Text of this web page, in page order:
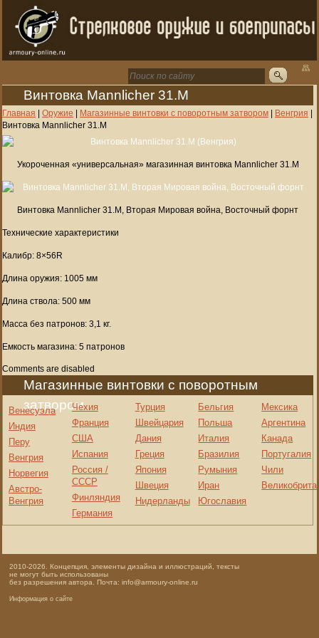
Винтовка Mannlicher 31.M
Главная | Оружие | Магазинные винтовки с поворотным затвором | Венгрия |
Винтовка Mannlicher 31.M
Укороченная «универсальная» магазинная винтовка Mannlicher 31.M
Винтовка Mannlicher 31.M, Вторая Мировая война, Восточный форнт
Технические характеристики
Калибр: 8×56R
Длина оружия: 1005 мм
Длина ствола: 500 мм
Масса без патронов: 3,1 кг.
Емкость магазина: 5 патронов
Comments are disabled
Магазинные винтовки с поворотным
затвором
Венесуэла
Индия
Перу
Венгрия
Норвегия
Австро-
Венгрия
Чехия
Франция
США
Испания
Россия /
СССР
Финляндия
Германия
Турция
Швейцария
Дания
Греция
Япония
Швеция
Нидерланды
Бельгия
Польша
Италия
Бразилия
Румыния
Иран
Югославия
Мексика
Аргентина
Канада
Португалия
Чили
2010-2026. Концепция, элементы дизайна и иллюстраций, тексты
не могут быть использованы
без разрешения автора. Почта: info@armoury-online.ru
Информация о сайте